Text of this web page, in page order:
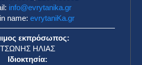
info@evrytanika.gr
name: evrytaniKa.gr
εκπρόσωπος:
ΤΣΩΝΗΣ ΗΛΙΑΣ
Ιδιοκτησία: